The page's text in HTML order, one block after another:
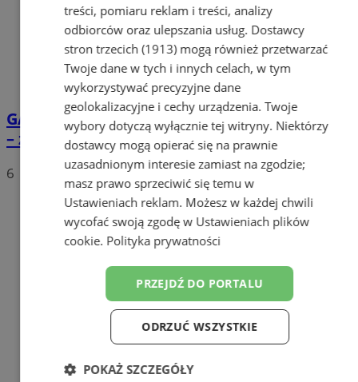
GALERIA10-lecie Chóru Risonanza Continua
– za nami koncert „ŹRÓDŁO” w Nikiszowcu
6
treści, pomiaru reklam i treści, analizy
odbiorców oraz ulepszania usług. Dostawcy
stron trzecich (1913)mogą również przetwarzać
Twoje dane w tych i innych celach, w tym
wykorzystywać precyzyjne dane
geolokalizacyjne i cechy urządzenia. Twoje
wybory dotyczą wyłącznie tej witryny. Niektórzy
dostawcy mogą opierać się na prawnie
uzasadnionym interesie zamiast na zgodzie;
masz prawo sprzeciwić się temu w
Ustawieniach reklam. Możesz w każdej chwili
wycofać swoją zgodę w Ustawieniach plików
cookie. Polityka prywatności
PRZEJDŹ DO PORTALU
ODRZUĆ WSZYSTKIE
POKAŻ SZCZEGÓŁY